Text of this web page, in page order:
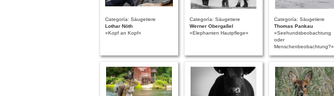
Categoría: Säugetiere
Lothar Nöth
»Kopf an Kopf«
Categoría: Säugetiere
Werner Obergaßel
»Elephanten Hautpflege«
Categoría: Säugetiere
Thomas Pankau
»Seehundsbeobachtung
oder
Menschenbeobachtung?«